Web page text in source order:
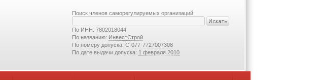
Поиск членов саморегулируемых организаций:
По ИНН: 7802018044
По названию: ИнвестСтрой
По номеру допуска: С-077-7727007308
По дате выдачи допуска: 1 февраля 2010